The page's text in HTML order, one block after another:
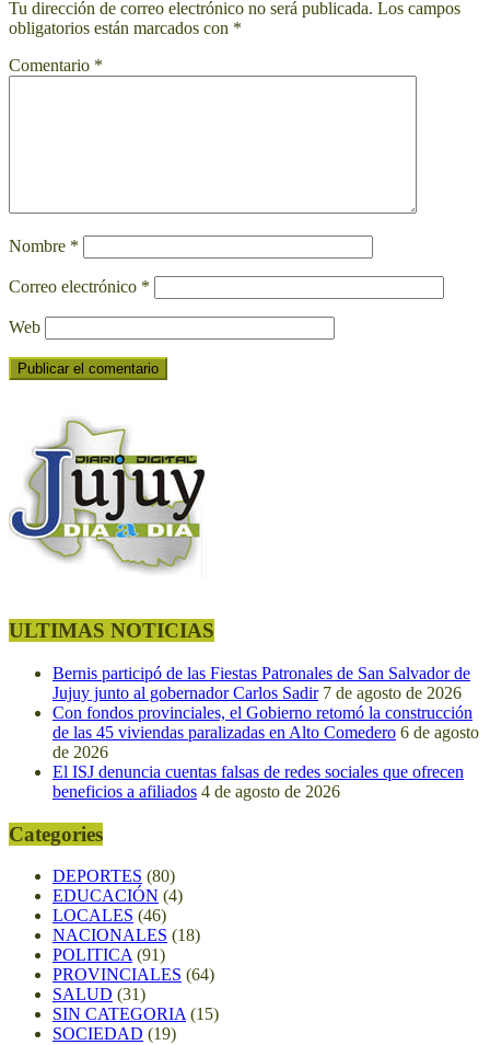
Tu dirección de correo electrónico no será publicada. Los campos
obligatorios están marcados con *
Comentario *
Nombre *
Correo electrónico *
Web
ULTIMAS NOTICIAS
Bernis participó de las Fiestas Patronales de San Salvador de
Jujuy junto al gobernador Carlos Sadir 7 de agosto de 2026
Con fondos provinciales, el Gobierno retomó la construcción
de las 45 viviendas paralizadas en Alto Comedero 6 de agosto
de 2026
El ISJ denuncia cuentas falsas de redes sociales que ofrecen
beneficios a afiliados 4 de agosto de 2026
Categories
DEPORTES (80)
EDUCACIÓN (4)
LOCALES (46)
NACIONALES (18)
POLITICA(91)
PROVINCIALES (64)
SALUD (31)
SIN CATEGORIA(15)
SOCIEDAD (19)